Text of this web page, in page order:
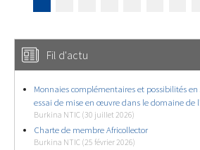
Fil d'actu
Monnaies complémentaires et possibilités
essai de mise en œuvre dans le domaine de
Burkina NTIC (30 juillet 2026)
Charte de membre Africollector
Burkina NTIC (25 février 2026)